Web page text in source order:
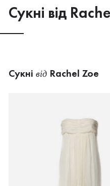
Сукнi від
Сукнi від Rachel Zoe